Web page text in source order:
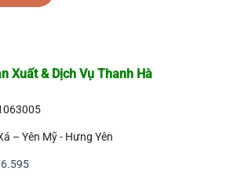
Xuất & Dịch Vụ Thanh Hà
– Yên Mỹ - Hưng Yên